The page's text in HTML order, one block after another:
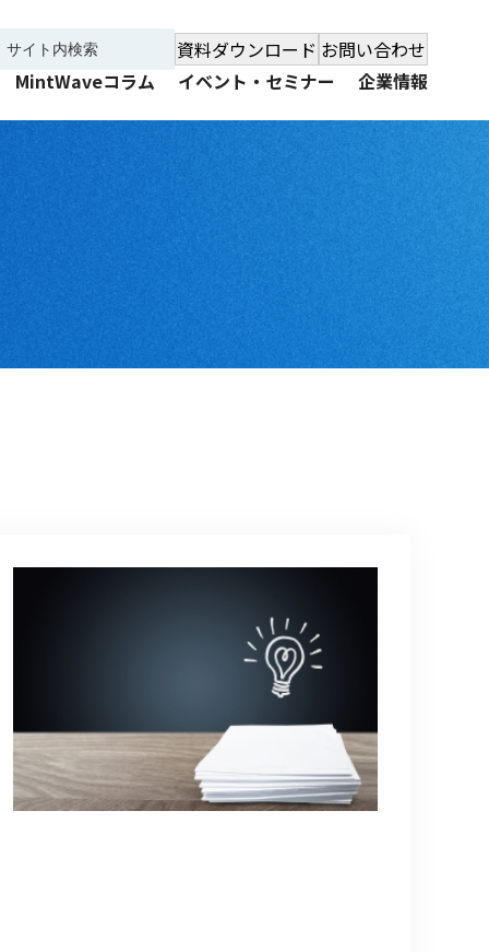
資料ダウンロード お問い合わせ
MintWaveコラム イベント・セミナー 企業情報